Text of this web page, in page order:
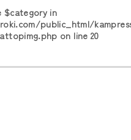
$category in
public_html/
on line20